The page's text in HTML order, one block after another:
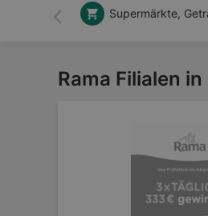
Zurück
Supermärkte,
Rama Filialen